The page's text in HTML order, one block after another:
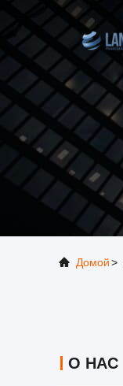
Домой>
О НАС